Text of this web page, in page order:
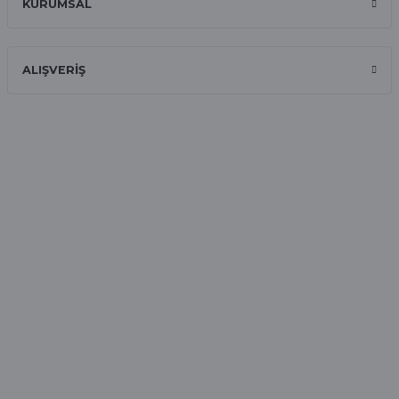
KURUMSAL
ALIŞVERİŞ